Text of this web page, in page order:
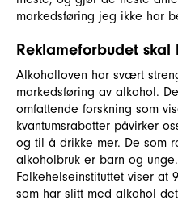
markedsføring jeg ikke har
Reklameforbudet
Alkoholloven har svært
markedsføring av alkohol.
omfattende forskning som
kvantumsrabatter påvirker
og til å drikke mer. De som
alkoholbruk er barn og
Folkehelseinstituttet viser at
som har slitt med alkohol